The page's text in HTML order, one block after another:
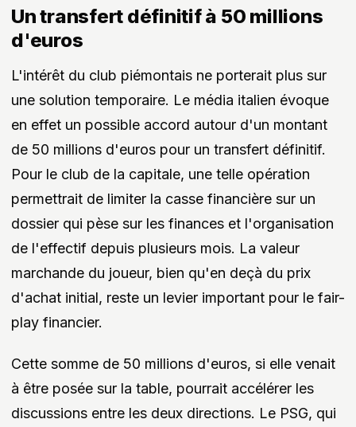
Un transfert définitif à 50 millions
d'euros
L'intérêt du club piémontais ne porterait plus sur
une solution temporaire. Le média italien évoque
en effet un possible accord autour d'un montant
de 50 millions d'euros pour un transfert définitif.
Pour le club de la capitale, une telle opération
permettrait de limiter la casse financière sur un
dossier qui pèse sur les finances et l'organisation
de l'effectif depuis plusieurs mois. La valeur
marchande du joueur, bien qu'en deçà du prix
d'achat initial, reste un levier important pour le fair-
play financier.
Cette somme de 50 millions d'euros, si elle venait
à être posée sur la table, pourrait accélérer les
discussions entre les deux directions. Le PSG, qui